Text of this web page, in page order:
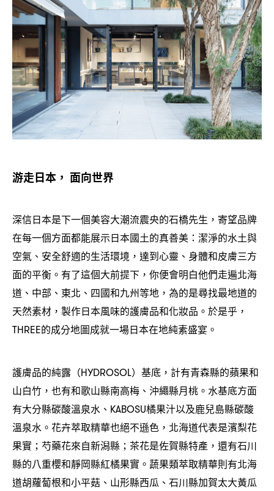
游走日本 ， 面向世界
深信日本是下一個美容大潮流震央的石橋先生 ， 寄望品牌
在每一個方面都能展示日本國土的真善美 ： 潔淨的水土與
空氣、安全舒適的生活環境 ， 達到心靈、身體和皮膚三方
面的平衡。有了這個大前提下 ， 你便會明白他們走遍北海
道、中部、東北、四國和九州等地 ， 為的是尋找最地道的
天然素材 ， 製作日本風味的護膚品和化妝品。於是乎 ，
THREE的成分地圖成就一場日本在地純素盛宴。
護膚品的純露 （HYDROSOL） 基底 ， 計有青森縣的蘋果和
山白竹 ， 也有和歌山縣南高梅、沖繩縣月桃。水基底方面
有大分縣碳酸溫泉水、 KABOSU橘果汁以及鹿兒島縣碳酸
溫泉水。花卉萃取精華也絕不遜色 ， 北海道代表是濱梨花
果實 ； 芍藥花來自新潟縣 ； 茶花是佐賀縣特產 ， 還有石川
縣的八重櫻和靜岡縣紅橘果實。蔬果類萃取精華則有北海
道胡蘿蔔根和小平菇、山形縣西瓜、石川縣加賀太大黃瓜